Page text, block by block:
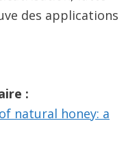
des applications
:
natural honey: a